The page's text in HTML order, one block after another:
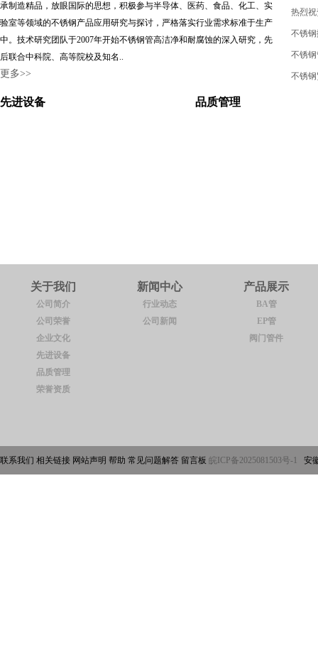
承制造精品，放眼国际的思想，积极参与半导体、医药、食品、化工、实
验室等领域的不锈钢产品应用研究与探讨，严格落实行业需求标准于生产
中。技术研究团队于2007年开始不锈钢管高洁净和耐腐蚀的深入研究，先
后联合中科院、高等院校及知名..
更多>>
热烈
不锈钢
不锈
不锈
先进设备 品质管理
关于我们
公司简介
公司荣誉
企业文化
先进设备
品质管理
荣誉资质
新闻中心
行业动态
公司新闻
产品展示
BA管
EP管
阀门管件
联系我们 相关链接 网站声明 帮助 常见问题解答 留言板 皖ICP备2025081503号-1 安